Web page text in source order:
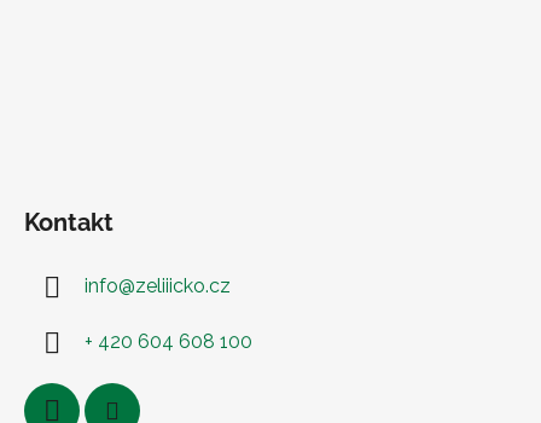
Kontakt
info@zeliiicko.cz
+ 420 604 608 100